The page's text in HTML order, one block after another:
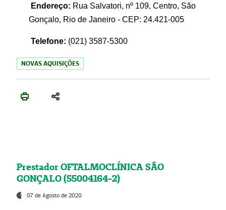
Endereço: Rua Salvatori, nº 109, Centro, São
Gonçalo, Rio de Janeiro - CEP: 24.421-005
Telefone: (021) 3587-5300
NOVAS AQUISIÇÕES
Prestador OFTALMOCLÍNICA SÃO
GONÇALO (55004164-2)
07 de Agosto de 2020